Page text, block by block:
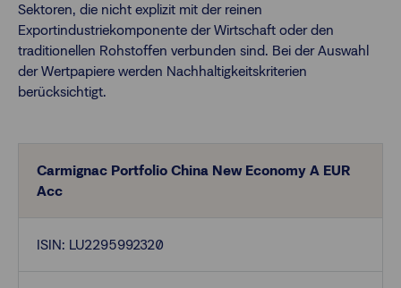
Anlegende
Newsletter
Kontakt
Sektoren, die nicht explizit mit der reinen
Exportindustriekomponente der Wirtschaft oder den
traditionellen Rohstoffen verbunden sind. Bei der Auswahl
der Wertpapiere werden Nachhaltigkeitskriterien
berücksichtigt.
Carmignac Portfolio China New Economy A EUR
Acc
ISIN: LU2295992320